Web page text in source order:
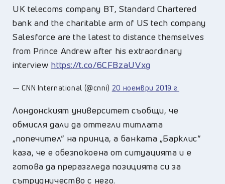
UK telecoms company BT, Standard Chartered
bank and the charitable arm of US tech company
Salesforce are the latest to distance themselves
from Prince Andrew after his extraordinary
interview https://t.co/6CFBzaUVxg
— CNN International (@cnni) 20 ноември 2019 г.
Лондонският университет съобщи, че
обмисля дали да оттегли титлата
„попечител“ на принца, а банката „Барклис“
каза, че е обезпокоена от ситуацията и е
готова да преразгледа позицията си за
сътрудничество с него.